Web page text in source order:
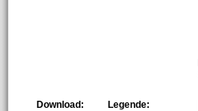
Legende:
Download: